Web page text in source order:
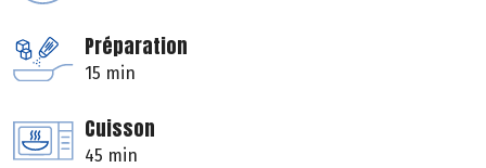
Préparation
15 min
Cuisson
45 min